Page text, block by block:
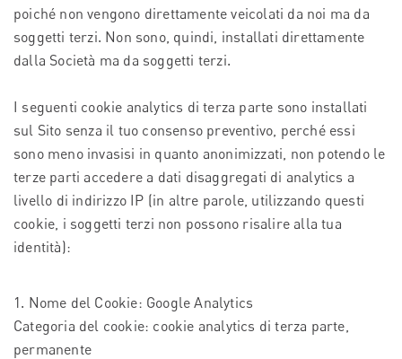
poiché non vengono direttamente veicolati da noi ma da
soggetti terzi. Non sono, quindi, installati direttamente
dalla Società ma da soggetti terzi.
I seguenti cookie analytics di terza parte sono installati
sul Sito senza il tuo consenso preventivo, perché essi
sono meno invasisi in quanto anonimizzati, non potendo le
terze parti accedere a dati disaggregati di analytics a
livello di indirizzo IP (in altre parole, utilizzando questi
cookie, i soggetti terzi non possono risalire alla tua
identità):
1. Nome del Cookie: Google Analytics
Categoria del cookie: cookie analytics di terza parte,
permanente